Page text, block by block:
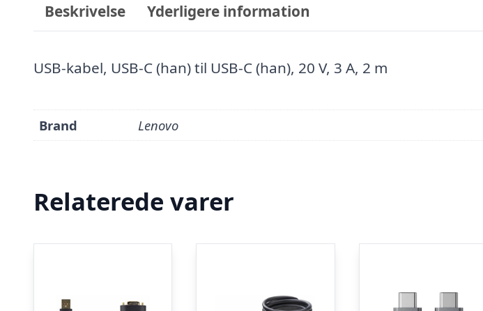
Beskrivelse Yderligere information
USB-kabel, USB-C (han) til USB-C (han), 20 V, 3 A, 2 m
Brand Lenovo
Relaterede varer